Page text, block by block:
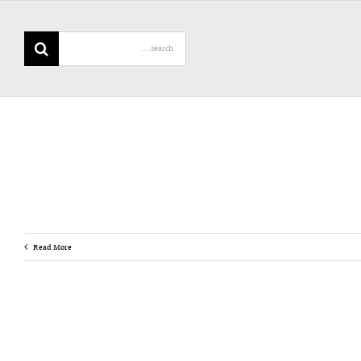
Search
for:
Read More